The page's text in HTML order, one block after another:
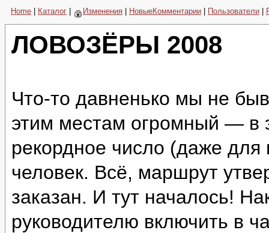
Home Каталог Изменения НовыеКомментарии Пользователи
ЛОВОЗЁРЫ 2008
Что-то давненько мы не
этим местам огромный — в
рекордное число (даже
человек. Всё, маршрут
заказан. И тут началось!
руководителю включить в